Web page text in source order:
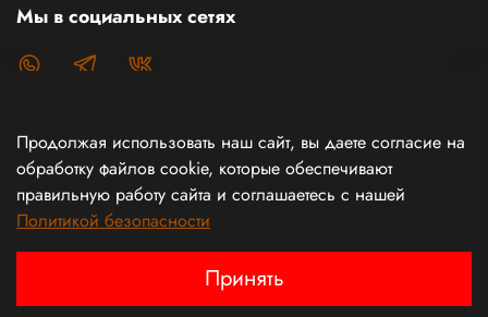
Каталог товаров
Информация
Мы в социальных сетях
Интернет магазин создан с любовью и силой духа!
Продолжая использовать наш сайт, вы даете согласие на
обработку файлов cookie, которые обеспечивают
правильную работу сайта и соглашаетесь с нашей
Политикой безопасности
Принять